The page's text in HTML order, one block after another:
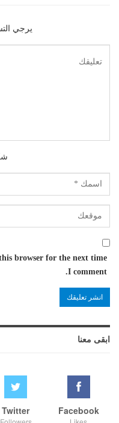
يرجي
browser for the next time
I comment.
ابقى معنا
Facebook
Twitter